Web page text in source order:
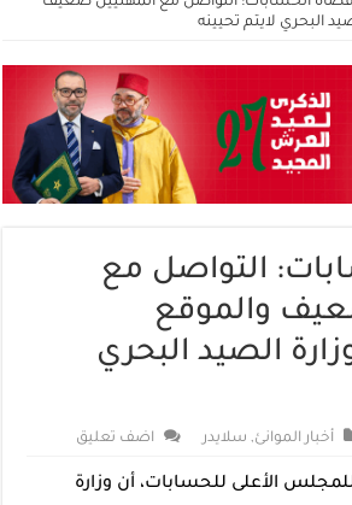
البحري لايتم تحيينه
التواصل مع
والموقع
الصيد البحري
أخبار الموانئ, سلايدر اضف تعليق
الأعلى للحسابات، أن وزارة